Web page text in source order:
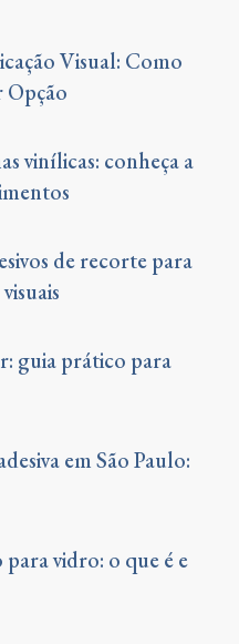
Visual: Como
vinílicas: conheça a
de recorte para
guia prático para
em São Paulo:
vidro: o que é e